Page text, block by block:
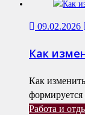
09.02.2026
Как
Как
Работа и